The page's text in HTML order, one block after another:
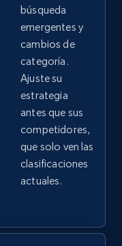
búsqueda
emergentes y
cambios de
categoría.
Ajuste su
estrategia
antes que sus
competidores,
que solo ven las
clasificaciones
actuales.